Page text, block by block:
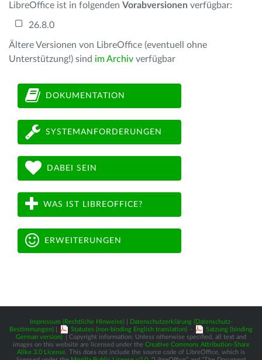
LibreOffice ist in folgenden Vorabversionen verfügbar:
26.8.0
Ältere Versionen von LibreOffice (eventuell ohne
Unterstützung!) sind im Archiv verfügbar
DOKUMENTATION
SYSTEMANFORDERUNGEN
DABEI SEIN
WAS IST LIBREOFFICE?
ERWEITERUNGEN
Impressum (Rechtliche Hinweise)|
Datenschutzerklärung (Datenschutz-
Bestimmungen)
Statutes (non-binding English translation) -
Satzung (binding
German version)
| Copyright information: Unless otherwise specified, all text and
images on this website are licensed under the Creative Commons Attribution-Share
Alike 3.0 License . This does not include the source code of LibreOffice, which is